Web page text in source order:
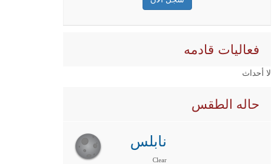
فعاليات قادمه
لا أحداث
حاله الطقس
نابلس
Clear